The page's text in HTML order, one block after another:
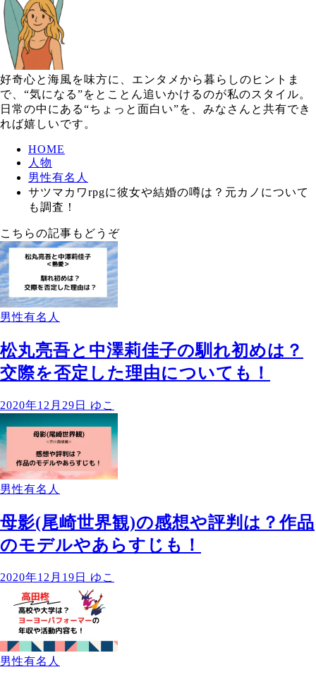
好奇心と海風を味方に、エンタメから暮らしのヒントま
で、“気になる”をとことん追いかけるのが私のスタイル。
日常の中にある“ちょっと面白い”を、みなさんと共有でき
れば嬉しいです。
HOME
人物
男性有名人
サツマカワrpgに彼女や結婚の噂は？元カノについて
も調査！
こちらの記事もどうぞ
男性有名人
松丸亮吾と中澤莉佳子の馴れ初めは？
交際を否定した理由についても！
2020年12月29日 ゆこ
男性有名人
母影(尾崎世界観)の感想や評判は？作品
のモデルやあらすじも！
2020年12月19日 ゆこ
男性有名人